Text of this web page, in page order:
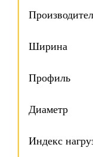
Ширина
Профиль
Диаметр
Индекс